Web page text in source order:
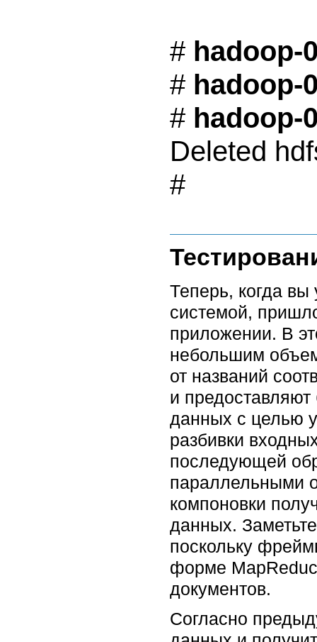
# hadoop-
# hadoop-
# hadoop-
Deleted
Теперь, когда
системой,
приложении. В
небольшим
от названий
и
данных с целью
разбивки
последующей
параллельными
компоновки
данных.
поскольку
форме
документов.
Согласно